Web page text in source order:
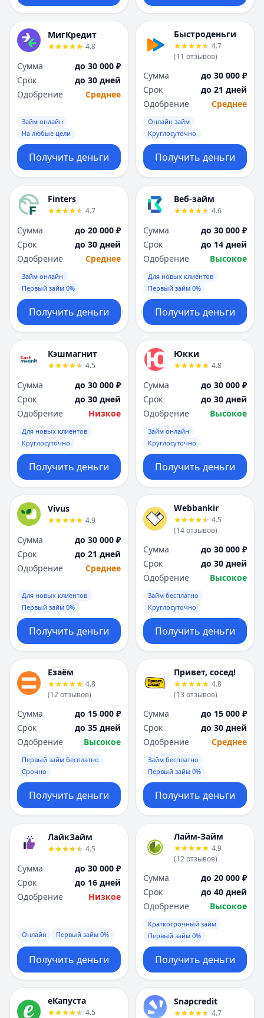
МигКредит
4.8
Сумма
до 30 000 ₽
Срок
до 30 дней
Одобрение
Среднее
Займ онлайн
На любые цели
Получить деньги
Быстроденьги
4.7
(11 отзывов)
Сумма
до 30 000 ₽
Срок
до 21 дней
Одобрение
Среднее
Онлайн займ
Круглосуточно
Получить деньги
Finters
4.7
Сумма
до 20 000 ₽
Срок
до 30 дней
Одобрение
Среднее
Займ онлайн
Первый займ 0%
Получить деньги
Веб-займ
4.6
Сумма
до 30 000 ₽
Срок
до 14 дней
Одобрение
Высокое
Для новых клиентов
Первый займ 0%
Получить деньги
Кэшмагнит
4.5
Сумма
до 30 000 ₽
Срок
до 30 дней
Одобрение
Низкое
Для новых клиентов
Круглосуточно
Получить деньги
Юкки
4.8
Сумма
до 30 000 ₽
Срок
до 30 дней
Одобрение
Высокое
Займ онлайн
Круглосуточно
Получить деньги
Vivus
4.9
Сумма
до 30 000 ₽
Срок
до 21 дней
Одобрение
Среднее
Для новых клиентов
Первый займ 0%
Получить деньги
Webbankir
4.5
(14отзывов)
Сумма
до 30 000 ₽
Срок
до 30 дней
Одобрение
Высокое
Займ бесплатно
Круглосуточно
Получить деньги
Езаём
4.8
(12отзывов)
Сумма
до 15 000 ₽
Срок
до 35 дней
Одобрение
Высокое
Первый займ бесплатно
Срочно
Получить деньги
Привет, сосед!
4.8
(13 отзывов)
Сумма
до 15 000 ₽
Срок
до 30 дней
Одобрение
Среднее
Займ бесплатно
Первый займ 0%
Получить деньги
ЛайкЗайм
4.5
Сумма
до 30 000 ₽
Срок
до 16 дней
Одобрение
Низкое
Онлайн Первый займ 0%
Получить деньги
Лайм-Займ
4.9
(12отзывов)
Сумма
до 20 000 ₽
Срок
до 40 дней
Одобрение
Высокое
Краткосрочный займ
Первый займ 0%
Получить деньги
еКапуста
4.5
Snapcredit
4.7